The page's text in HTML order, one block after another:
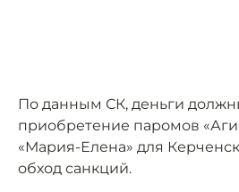
По данным СК, деньги
приобретение паромов
«Мария-Елена» для
обход санкций.